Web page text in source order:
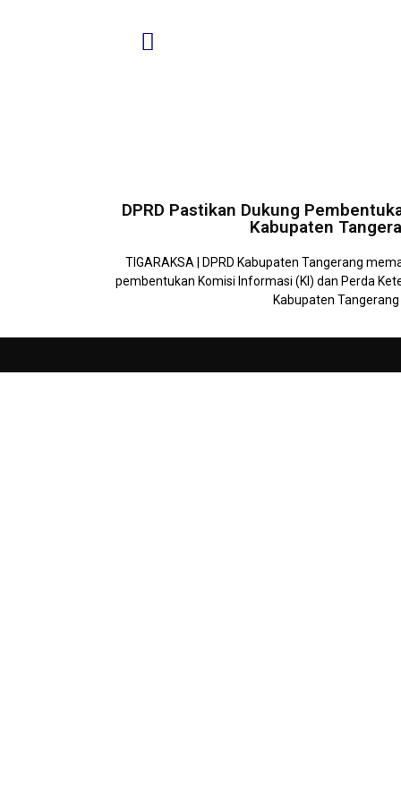
DPRD Pastikan Dukung
Kabupaten
TIGARAKSA | DPRD Kabupaten Tangerang
pembentukan Komisi Informasi (KI) dan Perda
Kabupaten Tangerang